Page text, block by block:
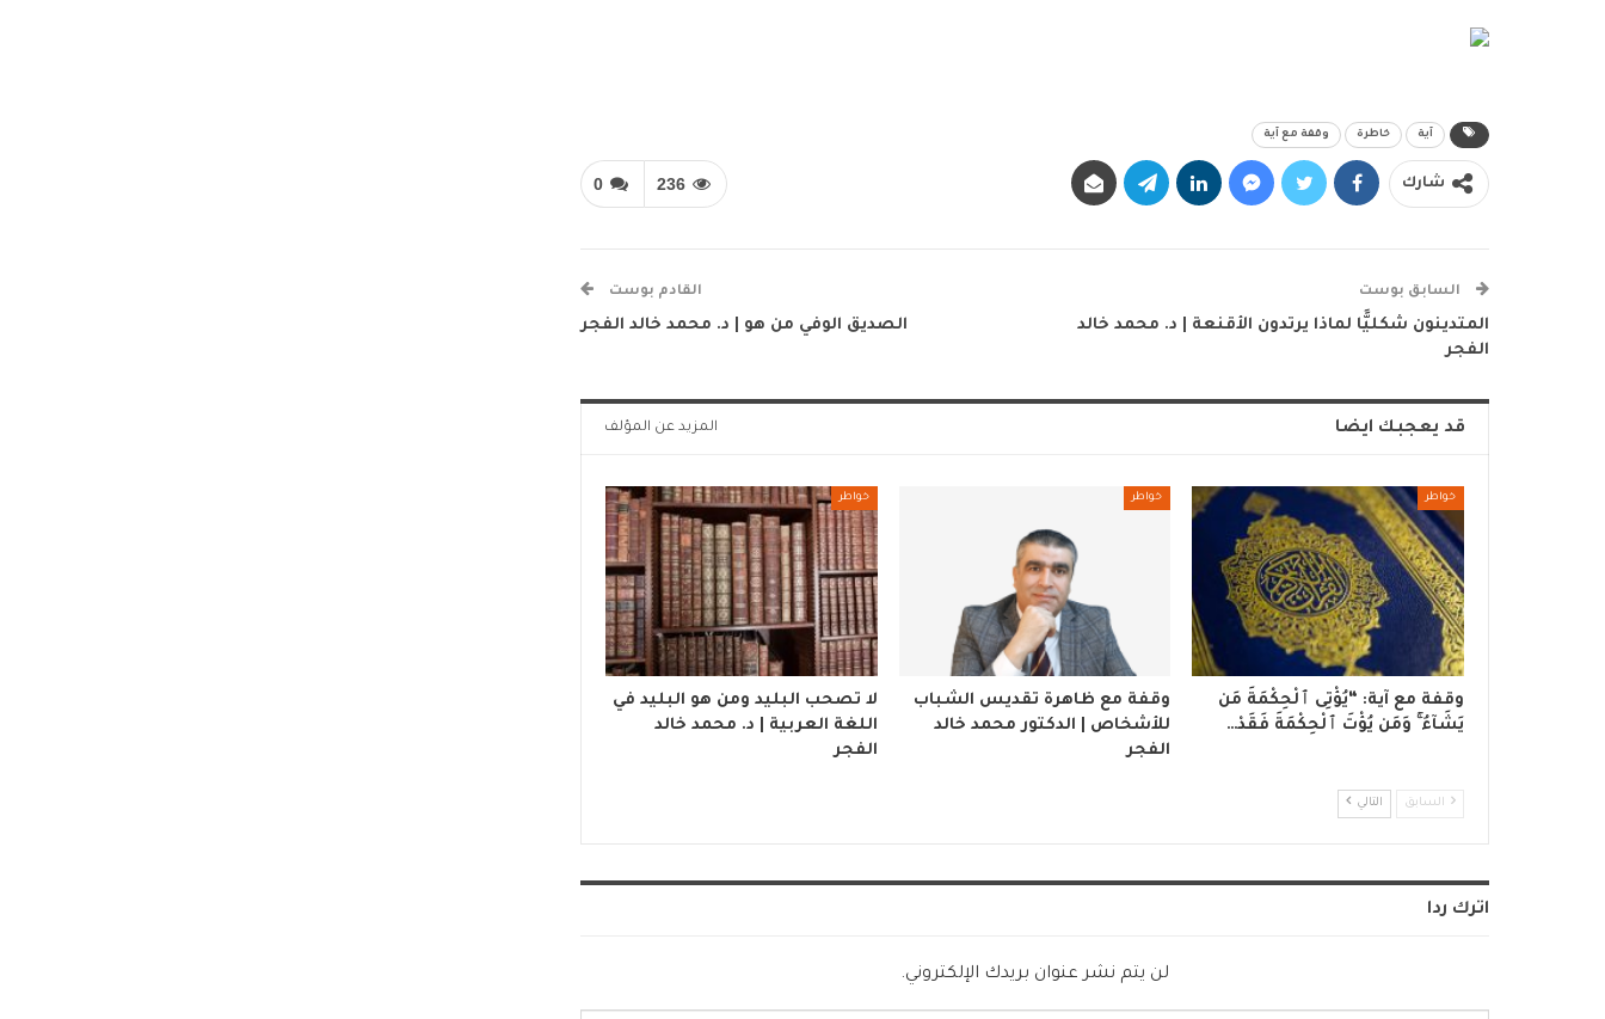
آية خاطرة وقفة مع آية
0 236 شارك
السابق بوست
المتدينون شكليًّا لماذا يرتدون الأقنعة | د. محمد خالد
الفجر
القادم بوست
الصديق الوفي من هو | د. محمد خالد الفجر
قد يعجبك ايضا المزيد عن المؤلف
خواطر
وقفة مع آية: “يُؤْتِى ٱلْحِكْمَةَ مَن
يَشَآءُ ۚ وَمَن يُؤْتَ ٱلْحِكْمَةَ فَقَدْ…
خواطر
وقفة مع ظاهرة تقديس الشباب
للأشخاص | الدكتور محمد خالد
الفجر
خواطر
لا تصحب البليد ومن هو البليد في
اللغة العربية | د. محمد خالد
الفجر
السابق التالي
اترك ردا
لن يتم نشر عنوان بريدك الإلكتروني.